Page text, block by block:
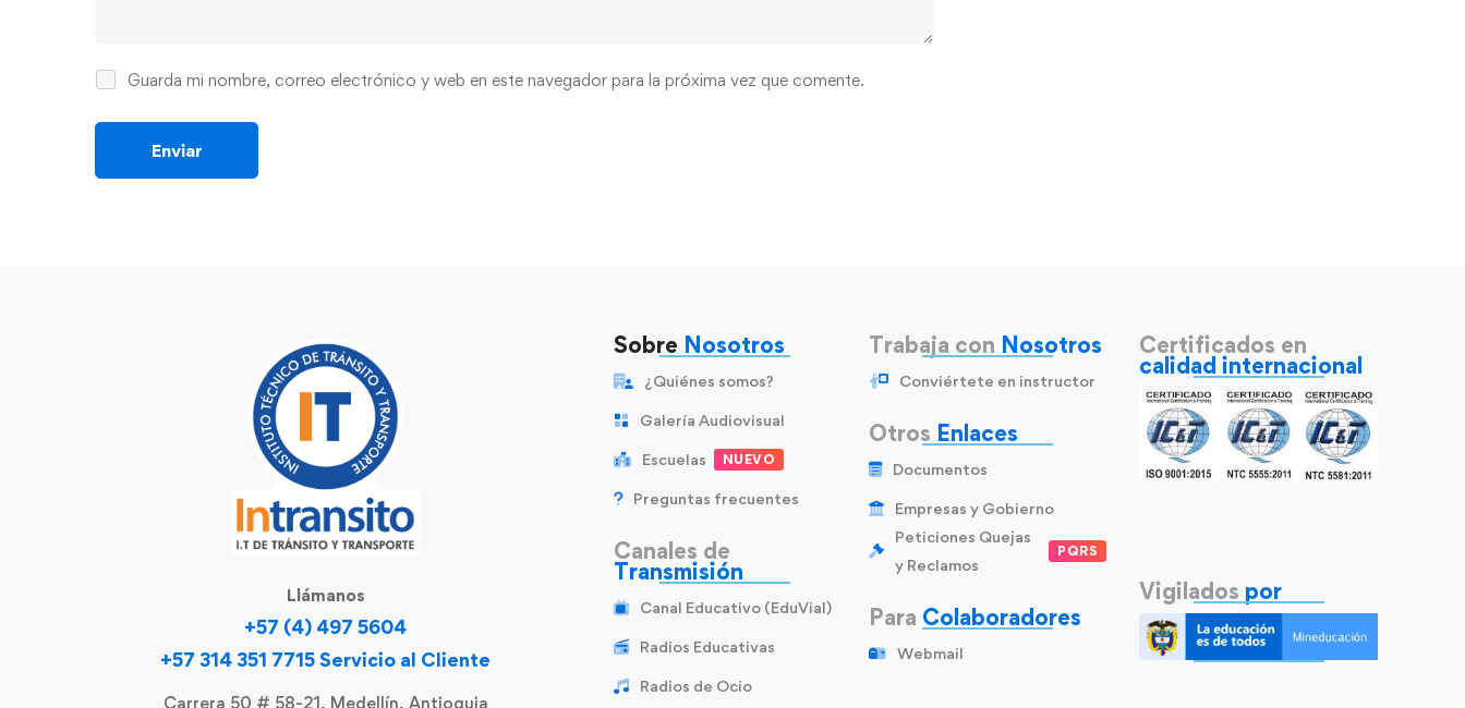
Guarda mi nombre, correo electrónico y web en este navegador para la próxima vez que comente.
Llámanos
+57 (4) 497 5604
+57 314 351 7715 Servicio al Cliente
Carrera 50 # 58-21, Medellín, Antioquia
Sobre Nosotros
¿Quiénes somos?
Galería Audiovisual
Escuelas NUEVO
Preguntas frecuentes
Canales de
Transmisión
Canal Educativo (EduVial)
Radios Educativas
Radios de Ocio
Trabaja con Nosotros
Conviértete en instructor
Otros Enlaces
Documentos
Empresas y Gobierno
Peticiones Quejas
y Reclamos
PQRS
Para Colaboradores
Webmail
Certificados en
calidad internacional
Vigilados por